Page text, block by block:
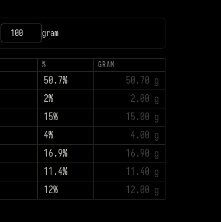
gram
% GRAM
50.7%
50.70 g
2%
2.00 g
15%
15.00 g
4%
4.00 g
16.9%
16.90 g
11.4%
11.40 g
12% 12.00 g